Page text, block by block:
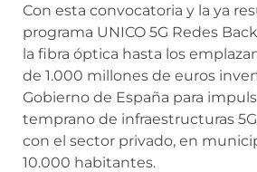
Con esta convocatoria y la ya
programa UNICO 5G Redes
la fibra óptica hasta los
de 1.000 millones de euros
Gobierno de España para
temprano de infraestructuras
con el sector privado, en
10.000 habitantes.